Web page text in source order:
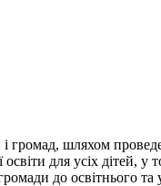
громад, шляхом
для усіх дітей,
до освітнього та